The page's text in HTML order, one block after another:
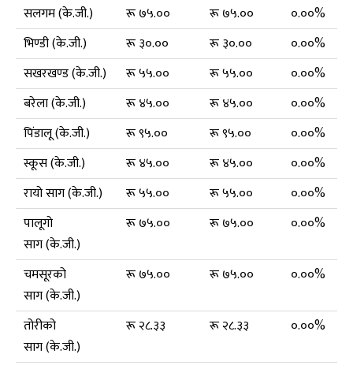
सलगम (के.जी.) रू ७५.०० रू ७५.००
०.००%
भिण्डी (के.जी.)
रू ३०.०० रू ३०.००
०.००%
सखरखण्ड (के.जी.)
रू ५५.०० रू ५५.००
०.००%
बरेला (के.जी.)
रू ४५.०० रू ४५.००
०.००%
पिंडालू (के.जी.)
रू ९५.०० रू ९५.००
०.००%
स्कूस (के.जी.)
रू ४५.०० रू ४५.००
०.००%
रायो साग (के.जी.)
रू ५५.०० रू ५५.००
०.००%
पालूगो
साग (के.जी.)
रू ७५.०० रू ७५.०० ०.००%
चमसूरको
साग (के.जी.)
रू ७५.०० रू ७५.०० ०.००%
तोरीको
साग (के.जी.)
रू २८.३३ रू २८.३३ ०.००%